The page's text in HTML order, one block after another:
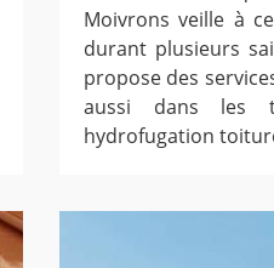
Moivrons veille à
durant plusieurs
propose des
aussi dans les
hydrofugation